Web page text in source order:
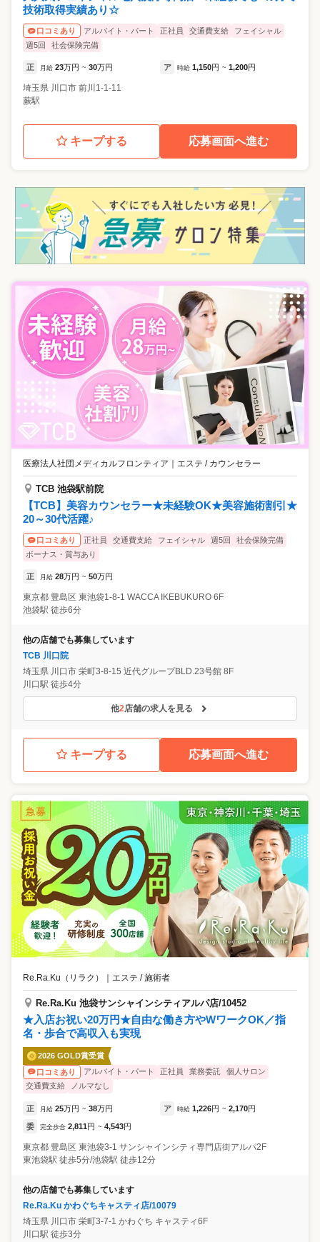
技術取得実績あり☆
口コミあり アルバイト・パート 正社員 交通費支給
フェイシャル
週5回
社会保険完備
正 月給 23万円 ~ 30万円 ア 時給 1,150円 ~ 1,200円
埼玉県 川口市 前川1-1-11
蕨駅
キープする 応募画面へ進む
医療法人社団メディカルフロンティア エステ / カウンセラー
TCB 池袋駅前院
【TCB】美容カウンセラー★未経験OK★美容施術割引★
20～30代活躍♪
口コミあり 正社員 交通費支給 フェイシャル 週5回
社会保険完備
ボーナス・賞与あり
正 月給 28万円 ~ 50万円
東京都 豊島区 東池袋1-8-1 WACCA IKEBUKURO 6F
池袋駅 徒歩6分
他の店舗でも募集しています
TCB 川口院
埼玉県 川口市 栄町3-8-15 近代グループBLD.23号館 8F
川口駅 徒歩4分
他2店舗の求人を見る
キープする 応募画面へ進む
Re.Ra.Ku（リラク） ｜ エステ / 施術者
Re.Ra.Ku 池袋サンシャインシティアルパ店/10452
★入店お祝い20万円★自由な働き方やWワークOK／指
名・歩合で高収入も実現
2026 GOLD賞受賞
口コミあり
アルバイト・パート 正社員 業務委託
個人サロン
交通費支給
ノルマなし
正 月給 25万円 ~ 38万円 ア 時給 1,226円 ~ 2,170円
委 完全歩合 2,811円 ~ 4,543円
東京都 豊島区 東池袋3-1 サンシャインシティ専門店街アルパ2F
東池袋駅 徒歩5分/池袋駅 徒歩12分
他の店舗でも募集しています
Re.Ra.Ku かわぐちキャスティ店/10079
埼玉県 川口市 栄町3-7-1 かわぐち キャスティ6F
川口駅 徒歩3分